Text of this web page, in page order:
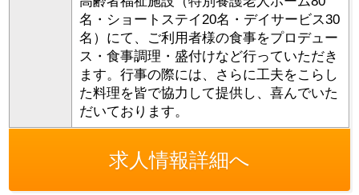
名・ショートステイ20名・デイサービス30
名）にて、ご利用者様の食事をプロデュー
ス・食事調理・盛付けなど行っていただき
ます。行事の際には、さらに工夫をこらし
た料理を皆で協力して提供し、喜んでいた
だいております。
求人情報詳細へ